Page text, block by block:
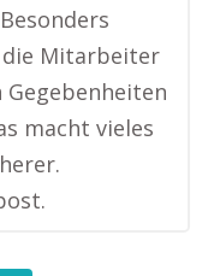
die Mitarbeiter
macht vieles